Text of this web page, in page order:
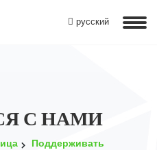
русский
С НАМИ
Поддерживать